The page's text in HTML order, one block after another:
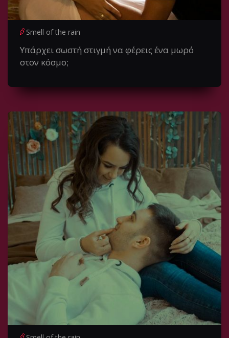
Smell of the rain
Υπάρχει σωστή στιγμή να φέρεις ένα μωρό
στον κόσμο;